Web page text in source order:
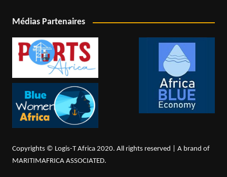
Médias Partenaires
Copyrights © Logis-T Africa 2020. All rights reserved | A brand of
MARITIMAFRICA ASSOCIATED.